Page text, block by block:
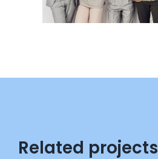
Related projects